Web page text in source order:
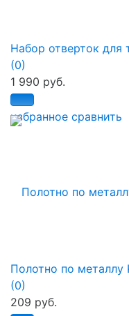
избранное сравнить
Набор отверток для
(0)
1 990 руб.
Полотно по металлу
(0)
209 руб.